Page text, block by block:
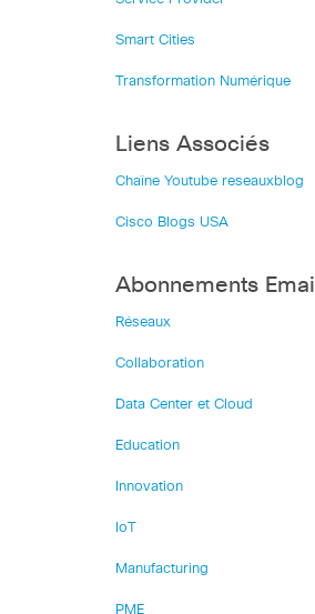
Smart Cities
Transformation Numérique
Liens Associés
Chaîne Youtube reseauxblog
Cisco Blogs USA
Abonnements Email
Réseaux
Collaboration
Data Center et Cloud
Education
Innovation
IoT
Manufacturing
PME